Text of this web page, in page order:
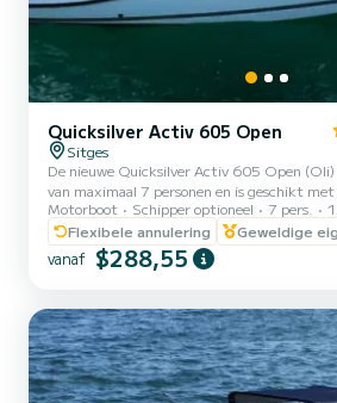
Quicksilver Activ 605 Open
Sitges
De nieuwe Quicksilver Activ 605 Open
van maximaal 7 personen en is geschikt
valt op door zijn comfort, ergonomie en
perfecte boot om de kust te verkennen,
of te genieten van vissen. De 150 PK Mercury buitenboordmotor
garandeert een snelle en veilige navigatie
Motorboot Schipper optioneel 7 pers.
Flexibele annulering
Geweldige
vanaf $288,55